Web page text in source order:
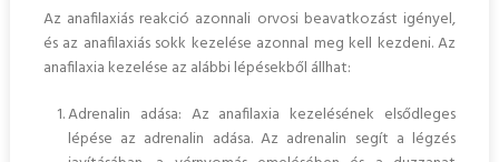
Az anafilaxiás reakció azonnali orvosi beavatkozást igényel,
és az anafilaxiás sokk kezelése azonnal meg kell kezdeni. Az
anafilaxia kezelése az alábbi lépésekből állhat:
Adrenalin adása: Az anafilaxia kezelésének elsődleges
lépése az adrenalin adása. Az adrenalin segít a légzés